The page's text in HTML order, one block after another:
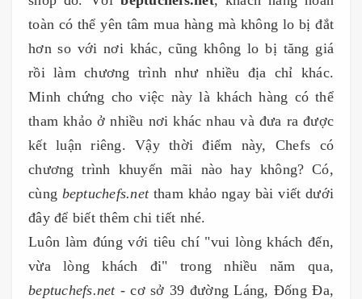
toàn có thể yên tâm mua hàng mà không lo bị đắt
hơn so với nơi khác, cũng không lo bị tăng giá
rồi làm chương trình như nhiều địa chỉ khác.
Minh chứng cho việc này là khách hàng có thể
tham khảo ở nhiều nơi khác nhau và đưa ra được
kết luận riêng. Vậy thời điểm này, Chefs có
chương trình khuyến mãi nào hay không? Có,
cùng beptuchefs.nettham khảo ngay bài viết dưới
đây để biết thêm chi tiết nhé.
Luôn làm đúng với tiêu chí "vui lòng khách đến,
vừa lòng khách đi" trong nhiều năm qua,
beptuchefs.net- cơ sở 39 đường Láng, Đống Đa,